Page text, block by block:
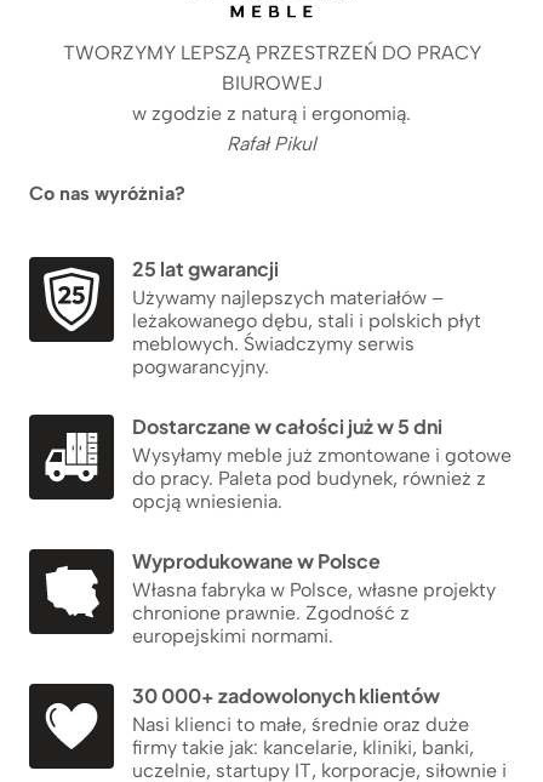
TWORZYMY LEPSZĄ PRZESTRZEŃ DO PRACY
BIUROWEJ
w zgodzie z naturą i ergonomią.
Rafał Pikul
Co nas wyróżnia?
25 lat gwarancji
Używamy najlepszych materiałów –
leżakowanego dębu, stali i polskich płyt
meblowych. Świadczymy serwis
pogwarancyjny.
Dostarczane w całości już w 5 dni
Wysyłamy meble już zmontowane i gotowe
do pracy. Paleta pod budynek, również z
opcją wniesienia.
Wyprodukowane w Polsce
Własna fabryka w Polsce, własne projekty
chronione prawnie. Zgodność z
europejskimi normami.
30 000+ zadowolonych klientów
Nasi klienci to małe, średnie oraz duże
firmy takie jak: kancelarie, kliniki, banki,
uczelnie, startupy IT, korporacje, siłownie i